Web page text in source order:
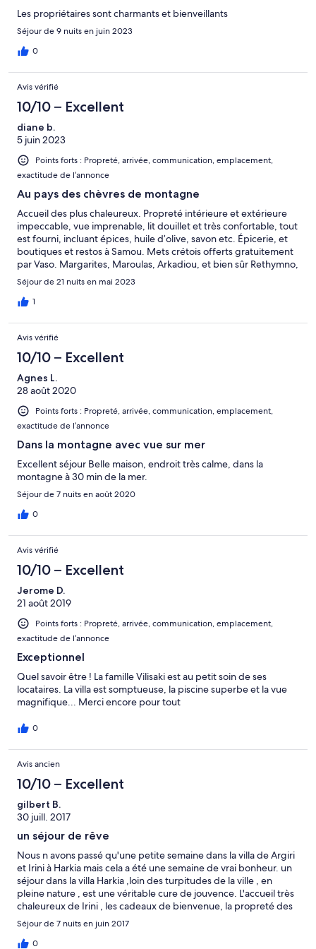
shall search elsewhere for an accommodation.
Les propriétaires sont charmants et bienveillants
Séjour de 9 nuits en juin 2023
0
Avis vérifié
10/10 – Excellent
diane b.
5 juin 2023
Points forts : Propreté, arrivée, communication, emplacement,
exactitude de l’annonce
Au pays des chèvres de montagne
Accueil des plus chaleureux. Propreté intérieure et extérieure
impeccable, vue imprenable, lit douillet et très confortable, tout
est fourni, incluant épices, huile d’olive, savon etc. Épicerie, et
boutiques et restos à Samou. Mets crétois offerts gratuitement
par Vaso. Margarites, Maroulas, Arkadiou, et bien sûr Rethymno,
les plages et autres lieux connus rapidement accessibles. Route
de montagne pour se rendre à la villa est une expérience
inoubliable. Endroit calme et paisible, parfait pour déconnecter,
super bien entretenue.
Séjour de 21 nuits en mai 2023
1
Avis vérifié
10/10 – Excellent
Agnes L.
28 août 2020
Points forts : Propreté, arrivée, communication, emplacement,
exactitude de l’annonce
Dans la montagne avec vue sur mer
Excellent séjour Belle maison, endroit très calme, dans la
montagne à 30 min de la mer.
Séjour de 7 nuits en août 2020
0
Avis vérifié
10/10 – Excellent
Jerome D.
21 août 2019
Points forts : Propreté, arrivée, communication, emplacement,
exactitude de l’annonce
Exceptionnel
Quel savoir être ! La famille Vilisaki est au petit soin de ses
locataires. La villa est somptueuse, la piscine superbe et la vue
magnifique... Merci encore pour tout
0
Avis ancien
10/10 – Excellent
gilbert B.
30 juill. 2017
un séjour de rêve
Nous n avons passé qu'une petite semaine dans la villa de Argiri
et Irini à Harkia mais cela a été une semaine de vrai bonheur. un
séjour dans la villa Harkia ,loin des turpitudes de la ville , en
pleine nature , est une véritable cure de jouvence. L'accueil très
chaleureux de Irini , les cadeaux de bienvenue, la propreté des
lieux, la vue magnifique, la nature omniprésente, la piscine, tout
pour donner envie de revenir. Un grand merci à la famille Valisiki
pour leur accueil et pour cette merveilleuse semaine dans un
Séjour de 7 nuits en juin 2017
0